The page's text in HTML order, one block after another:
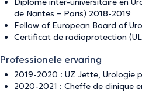
de Nantes – Paris) 2018-2019
Fellow of European Board of
Certificat de radioprotection
Professionele ervaring
2019-2020 : UZ Jette, Urologie
2020-2021 : Cheffe de clinique